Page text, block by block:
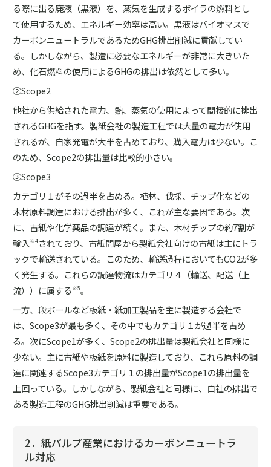
る際に出る廃液（黒液）を、蒸気を生成するボイラの燃料とし
て使用するため、エネルギー効率は高い。黒液はバイオマスで
カーボンニュートラルであるためGHG排出削減に貢献してい
る。しかしながら、製造に必要なエネルギーが非常に大きいた
め、化石燃料の使用によるGHGの排出は依然として多い。
②Scope2
他社から供給された電力、熱、蒸気の使用によって間接的に排出
されるGHGを指す。製紙会社の製造工程では大量の電力が使用
されるが、自家発電が大半を占めており、購入電力は少ない。こ
のため、Scope2の排出量は比較的小さい。
③Scope3
カテゴリ１がその過半を占める。植林、伐採、チップ化などの
木材原料調達における排出が多く、これが主な要因である。次
に、古紙や化学薬品の調達が続く。また、木材チップの約7割が
輸入 ※4されており、古紙問屋から製紙会社向けの古紙は主にトラ
ックで輸送されている。このため、輸送過程においてもCO2が多
く発生する。これらの調達物流はカテゴリ４（輸送、配送（上
流））に属する ※5。
一方、段ボールなど板紙・紙加工製品を主に製造する会社で
は、Scope3が最も多く、その中でもカテゴリ１が過半を占め
る。次にScope1が多く、Scope2の排出量は製紙会社と同様に
少ない。主に古紙や板紙を原料に製造しており、これら原料の調
達に関連するScope3カテゴリ１の排出量がScope1の排出量を
上回っている。しかしながら、製紙会社と同様に、自社の排出で
ある製造工程のGHG排出削減は重要である。
2．紙パルプ産業におけるカーボンニュートラ
ル対応